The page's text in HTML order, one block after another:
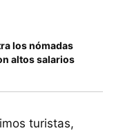
los nómadas
altos salarios
turistas,